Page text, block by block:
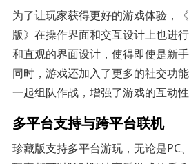
为了让玩家获得更好的游戏体验，
版》在操作界面和交互设计上也进
和直观的界面设计，使得即使是新手
同时，游戏还加入了更多的社交功
一起组队作战，增强了游戏的互动性
多平台支持与跨平台联机
珍藏版支持多平台游玩，无论是PC